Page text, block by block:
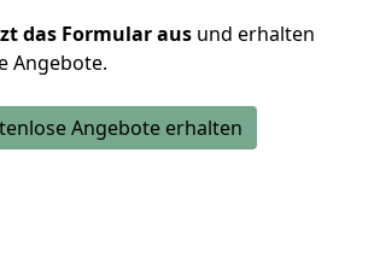
das Formular aus und erhalten
Angebote.
Angebote erhalten